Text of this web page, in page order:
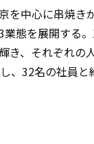
中心に串焼き
態を展開する
き、それぞれ
、32名の社員と